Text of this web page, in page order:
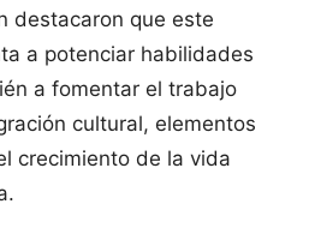
destacaron que este
a potenciar habilidades
a fomentar el trabajo
cultural, elementos
crecimiento de la vida